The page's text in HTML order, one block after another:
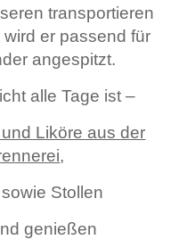
transportieren
er passend für
angespitzt.
alle Tage ist –
Liköre aus der
,
Stollen
genießen